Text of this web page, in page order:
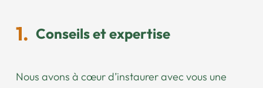
Conseils et expertise
Nous avons à cœur d’instaurer avec vous une